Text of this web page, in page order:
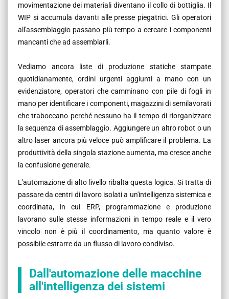
movimentazione dei materiali diventano il collo di bottiglia. Il
WIP si accumula davanti alle presse piegatrici. Gli operatori
all'assemblaggio passano più tempo a cercare i componenti
mancanti che ad assemblarli.
Vediamo ancora liste di produzione statiche stampate
quotidianamente, ordini urgenti aggiunti a mano con un
evidenziatore, operatori che camminano con pile di fogli in
mano per identificare i componenti, magazzini di semilavorati
che traboccano perché nessuno ha il tempo di riorganizzare
la sequenza di assemblaggio. Aggiungere un altro robot o un
altro laser ancora più veloce può amplificare il problema. La
produttività della singola stazione aumenta, ma cresce anche
la confusione generale.
L'automazione di alto livello ribalta questa logica. Si tratta di
passare da centri di lavoro isolati a un'intelligenza sistemica e
coordinata, in cui ERP, programmazione e produzione
lavorano sulle stesse informazioni in tempo reale e il vero
vincolo non è più il coordinamento, ma quanto valore è
possibile estrarre da un flusso di lavoro condiviso.
Dall'automazione delle macchine
all'intelligenza dei sistemi